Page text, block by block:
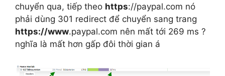
chuyển qua, tiếp theo https://paypal.com nó
phải dùng 301 redirect để chuyển sang trang
https://www.paypal.com nên mất tới 269 ms ?
nghĩa là mất hơn gấp đôi thời gian á